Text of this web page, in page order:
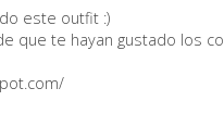
este outfit :)
que te hayan gustado los